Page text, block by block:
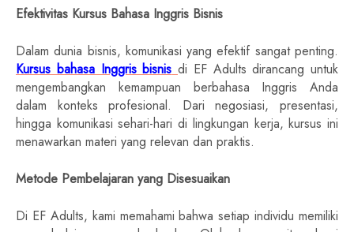
Efektivitas Kursus Bahasa Inggris Bisnis
Dalam dunia bisnis, komunikasi yang efektif sangat penting.
Kursus bahasa Inggris bisnis di EF Adults dirancang untuk
mengembangkan kemampuan berbahasa Inggris Anda
dalam konteks profesional. Dari negosiasi, presentasi,
hingga komunikasi sehari-hari di lingkungan kerja, kursus ini
menawarkan materi yang relevan dan praktis.
Metode Pembelajaran yang Disesuaikan
Di EF Adults, kami memahami bahwa setiap individu memiliki